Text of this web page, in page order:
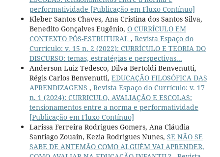
performatividade [Publicação em Fluxo Contínuo]
Kleber Santos Chaves, Ana Cristina dos Santos Silva,
Benedito Gonçalves Eugênio, O CURRÍCULO EM
CONTEXTO PÓS-ESTRUTURAL , Revista Espaço do
Currículo: v. 15 n. 2 (2022): CURRÍCULO E TEORIA DO
DISCURSO: temas, estratégias e perspectivas...
Anderson Luiz Tedesco, Dilva Bertoldi Benvenutti,
Régis Carlos Benvenutti, EDUCAÇÃO FILOSÓFICA DAS
APRENDIZAGENS , Revista Espaço do Currículo: v. 17
n. 1 (2024): CURRICULO, AVALIAÇÃO E ESCOLAS:
tensionamentos entre a norma e performatividade
[Publicação em Fluxo Contínuo]
Larissa Ferreira Rodrigues Gomers, Ana Cláudia
Santiago Zouain, Kezia Rodrigues Nunes, SE NÃO SE
SABE DE ANTEMÃO COMO ALGUÉM VAI APRENDER,